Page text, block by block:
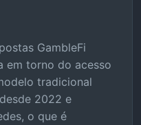
GambleFi
em torno do acesso
tradicional
2022 e
o que é